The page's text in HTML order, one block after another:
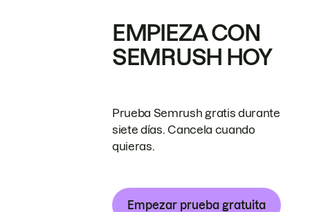
EMPIEZA CON
SEMRUSH HOY
Prueba Semrush gratis durante
siete días. Cancela cuando
quieras.
Empezar prueba gratuita